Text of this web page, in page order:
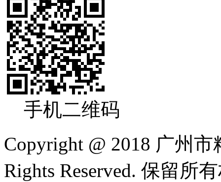
手机二维码
Copyright @ 2018 广州
Rights Reserved. 保留所